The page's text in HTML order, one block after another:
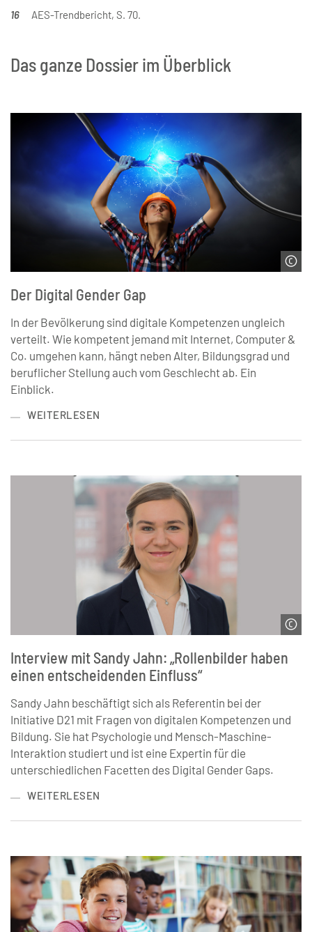
16 AES-Trendbericht, S. 70.
Das ganze Dossier im Überblick
© Sergey Nivens | Stock.adobe.com
Der Digital Gender Gap
In der Bevölkerung sind digitale Kompetenzen ungleich
verteilt. Wie kompetent jemand mit Internet, Computer &
Co. umgehen kann, hängt neben Alter, Bildungsgrad und
beruflicher Stellung auch vom Geschlecht ab. Ein
Einblick.
WEITERLESEN
© Ramboll Management Consulting
Interview mit Sandy Jahn: „Rollenbilder haben
einen entscheidenden Einfluss“
Sandy Jahn beschäftigt sich als Referentin bei der
Initiative D21 mit Fragen von digitalen Kompetenzen und
Bildung. Sie hat Psychologie und Mensch-Maschine-
Interaktion studiert und ist eine Expertin für die
unterschiedlichen Facetten des Digital Gender Gaps.
WEITERLESEN